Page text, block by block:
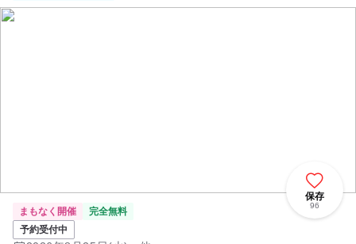
保存
96
まもなく開催
完全無料
予約受付中